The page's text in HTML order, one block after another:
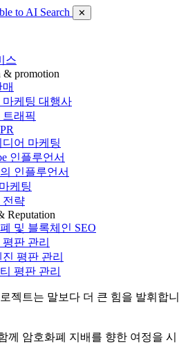
to AI Search ✕
스
& promotion
마케팅 대행사
트래픽
디어 마케팅
인플루언서
인플루언서
케팅
전략
Reputation
및 블록체인 SEO
판 관리
평판 관리
평판 관리
젝트는 말보다 더 큰 힘을 발휘합니
께 암호화폐 지배를 향한 여정을 시